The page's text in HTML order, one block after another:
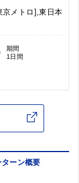
京メトロ],東日本
期間
1日間
ターン概要